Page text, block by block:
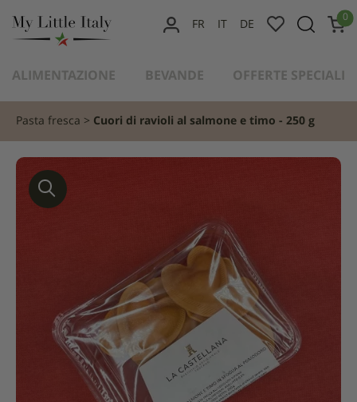
ALIMENTAZIONE BEVANDE OFFERTE SPECIALI
ACCOUNT
FR DE
0
Pasta fresca Cuori di ravioli al salmone e timo - 250 g